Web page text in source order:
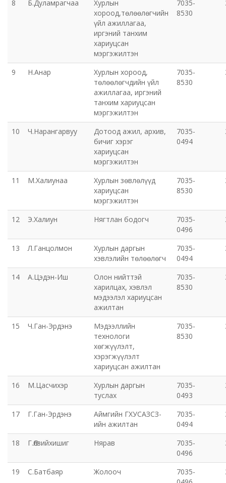
Орхон аймгийн Эрүүгийн хэргийн давж заалдах
Орхон аймаг дахь Захиргааны хэргийн анхан
шатны шүүх
Орхон аймаг дахь Сум дундын эрүүгийн хэргийн
Цэцэрлэгжүүлэлт ногоон байгууламжийн газар
Эрдэнэтийн ДЦС ТӨХК
Сум дундын ойн анги
Нийтлэг үйлчилгээний алба
Хот байгуулалт, барилга захиалагчийн алба утүг
Сэлэнгэ голын сав газрын захиргаа
Орхон аймаг дахь Эрүүл мэндийн даатгалын хэлтэс
Эрдэнэт цэцэрлэгт хүрээлэн ашиглалтын өмнөх
Эрдэнэт шинжлэх ухаан, технологийн парк
8 Б.Дуламрагчаа
Хурлын
хороод,төлөөлөгчийн
үйл ажиллагаа,
иргэний танхим
хариуцсан
мэргэжилтэн
7035-
8530
9 Н.Анар
Хурлын хороод,
төлөөлөгчдийн үйл
ажиллагаа, иргэний
танхим хариуцсан
мэргэжилтэн
7035-
8530
10 Ч.Нарангарвуу
Дотоод ажил, архив,
бичиг хэрэг
хариуцсан
мэргэжилтэн
7035-
0494
11 М.Халиунаа
Хурлын зөвлөлүүд
хариуцсан
мэргэжилтэн
7035-
8530
12 Э.Халиун Нягтлан бодогч
7035-
0496
13 Л.Ганцолмон
Хурлын даргын
хэвлэлийн төлөөлөгч
7035-
0494
14 А.Цэдэн-Иш
Олон нийттэй
харилцах, хэвлэл
мэдээлэл хариуцсан
ажилтан
7035-
8530
15 Ч.Ган-Эрдэнэ
Мэдээллийн
технологи
хөгжүүлэлт,
хэрэгжүүлэлт
хариуцсан ажилтан
7035-
8530
16 М.Цасчихэр
Хурлын даргын
туслах
7035-
0493
17 Г.Ган-Эрдэнэ
Аймгийн ГХУСАЗСЗ-
ийн ажилтан
7035-
0494
18 Г.Өлзийхишиг Нярав
7035-
0496
19 С.Батбаяр Жолооч
7035-